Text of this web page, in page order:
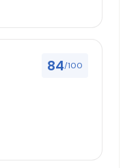
84/100